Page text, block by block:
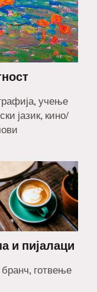
учење
јазик, кино/
и пијалаци
готвење